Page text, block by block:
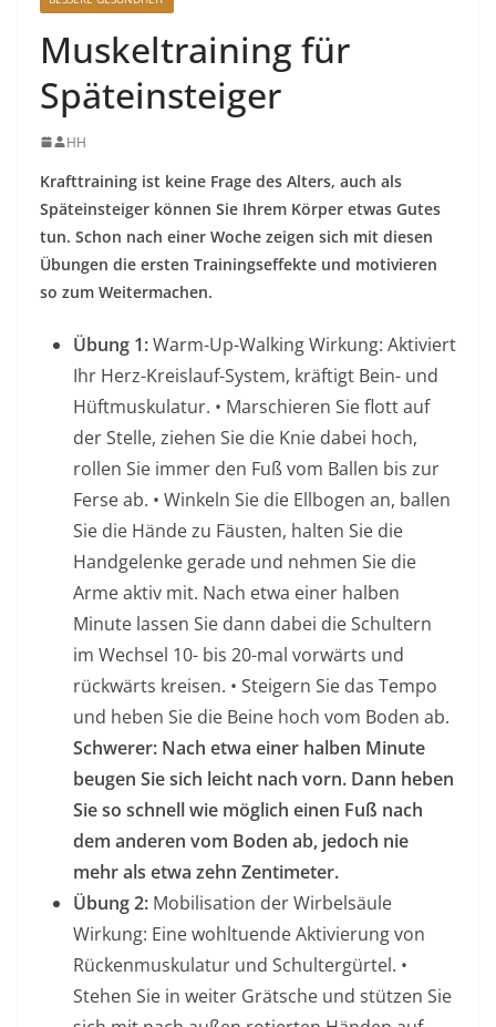
Muskeltraining für
Späteinsteiger
HH
Krafttraining ist keine Frage des Alters, auch als
Späteinsteiger können Sie Ihrem Körper etwas Gutes
tun. Schon nach einer Woche zeigen sich mit diesen
Übungen die ersten Trainingseffekte und motivieren
so zum Weitermachen.
Übung 1:Warm-Up-Walking Wirkung: Aktiviert
Ihr Herz-Kreislauf-System, kräftigt Bein- und
Hüftmuskulatur. • Marschieren Sie flott auf
der Stelle, ziehen Sie die Knie dabei hoch,
rollen Sie immer den Fuß vom Ballen bis zur
Ferse ab. • Winkeln Sie die Ellbogen an, ballen
Sie die Hände zu Fäusten, halten Sie die
Handgelenke gerade und nehmen Sie die
Arme aktiv mit. Nach etwa einer halben
Minute lassen Sie dann dabei die Schultern
im Wechsel 10- bis 20-mal vorwärts und
rückwärts kreisen. • Steigern Sie das Tempo
und heben Sie die Beine hoch vom Boden ab.
Schwerer: Nach etwa einer halben Minute
beugen Sie sich leicht nach vorn. Dann heben
Sie so schnell wie möglich einen Fuß nach
dem anderen vom Boden ab, jedoch nie
mehr als etwa zehn Zentimeter.
Übung 2: Mobilisation der Wirbelsäule
Wirkung: Eine wohltuende Aktivierung von
Rückenmuskulatur und Schultergürtel. •
Stehen Sie in weiter Grätsche und stützen Sie